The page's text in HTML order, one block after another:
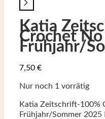
Katia
Crochet
Frühjahr/
7,50 €
Nur noch 1 vorrätig
Katia Zeitschrift-100%
Frühjahr/Sommer 2025